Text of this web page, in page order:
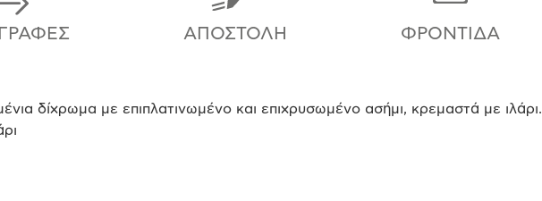
ΑΠΟΣΤΟΛΉ ΦΡΟΝΤΊΔΑ
δίχρωμα με επιπλατινωμένο και επιχρυσωμένο ασήμι, κρεμαστά με ιλάρι.